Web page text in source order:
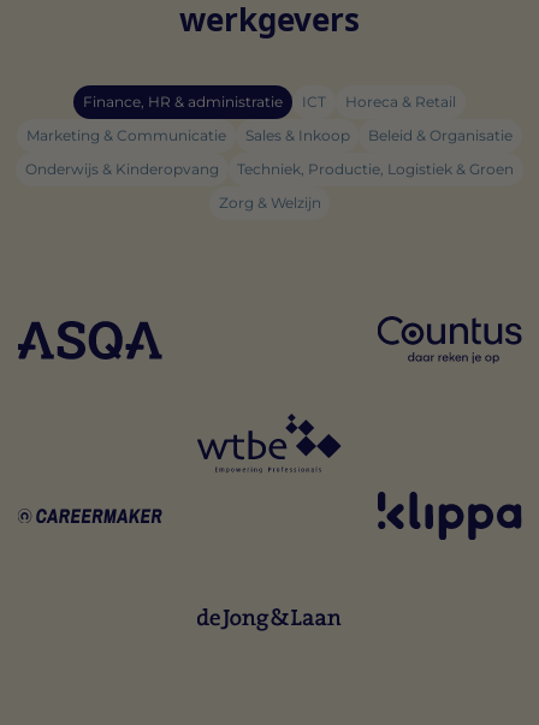
werkgevers
Finance, HR & administratie ICT
Horeca & Retail
Marketing & Communicatie
Sales & Inkoop
Beleid & Organisatie
Onderwijs & Kinderopvang
Techniek, Productie, Logistiek & Groen
Zorg & Welzijn